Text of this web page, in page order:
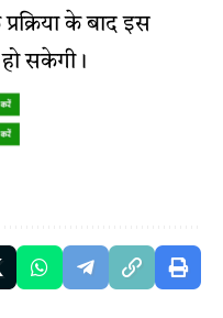
के बाद इस
हो सकेगी।